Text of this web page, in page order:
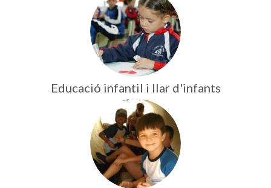
Educació infantil i llar d'infants